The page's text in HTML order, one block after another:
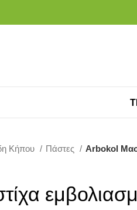
Κήπου Πάστες
Arbokol